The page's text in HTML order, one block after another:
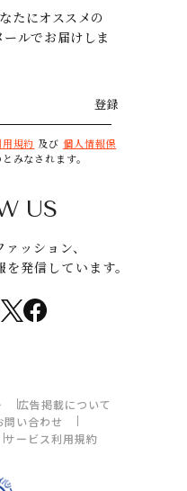
たにオススメの
ルでお届けしま
登録
用規約 及び 個人情報保
みなされます。
US
ッション、
発信しています。
広告掲載について
問い合わせ
サービス利用規約